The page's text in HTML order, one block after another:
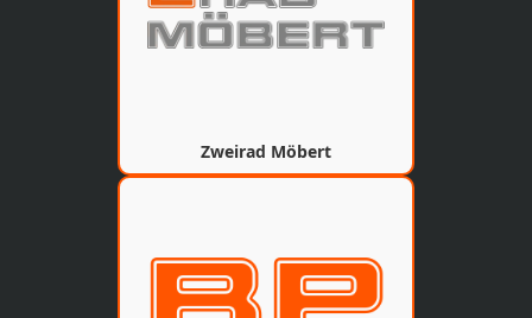
Zweirad Möbert